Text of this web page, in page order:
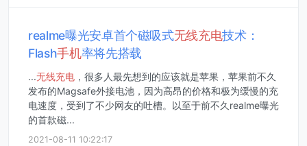
realme曝光安卓首个磁吸式无线充电技术：
Flash手机率将先搭载
...无线充电 ，很多人最先想到的应该就是苹果，苹果前不久
发布的Magsafe外接电池，因为高昂的价格和极为缓慢的充
电速度，受到了不少网友的吐槽。以至于前不久realme曝光
的首款磁...
2021-08-11 10:22:17